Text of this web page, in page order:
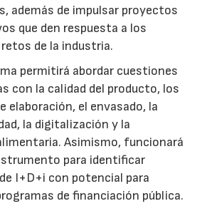
además de impulsar proyectos
que den respuesta a los
de la industria.
permitirá abordar cuestiones
con la calidad del producto, los
elaboración, el envasado, la
la digitalización y la
Asimismo, funcionará
para identificar
I+D+i con potencial para
de financiación pública.